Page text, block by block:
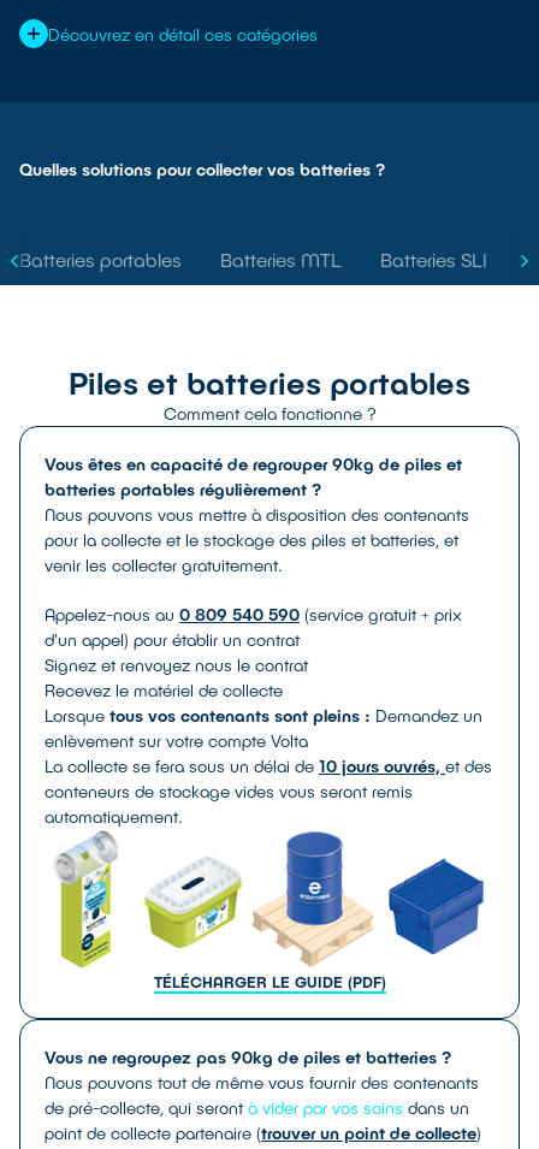
Découvrez en détail ces catégories
Chimies :piles alcalines, salines, boutons, Lithium,
sécurité, éclairage, soins personnels, clôture
SOLUTIONS DE COLLECTE
Moyens de Transport Léger - MTL
Batteries destinées aux moyens de transport
légers et pesant moins de 25kg
Chimie :Li-ion
Où les trouve-t-on ?Trottinette, vélo électrique,
scooter électrique, moto, hoverboard, monoroue,
gyroroue…
SOLUTIONS DE COLLECTE
auxiliaire ou d’assistance d’un véhicule (thermique
ou non)
Chimie : plomb, Li-ion
Où les trouve-t-on ?Automobiles et autres
Quelles solutions pour collecter vos batteries ?
Batteries portables Batteries MTL Batteries SLI
Piles et batteries portables
Comment cela fonctionne ?
Vous êtes en capacité de regrouper 90kg de piles et
batteries portables régulièrement ?
Nous pouvons vous mettre à disposition des contenants
pour la collecte et le stockage des piles et batteries, et
venir les collecter gratuitement.
Appelez-nous au 0 809 540 590 (service gratuit + prix
d'un appel) pour établir un contrat
Signez et renvoyez nous le contrat
Recevez le matériel de collecte
Lorsque tous vos contenants sont pleins : Demandez un
enlèvement sur votre compte Volta
La collecte se fera sous un délai de 10 jours ouvrés, et des
conteneurs de stockage vides vous seront remis
automatiquement.
TÉLÉCHARGER LE GUIDE (PDF)
Vous ne regroupez pas 90kg de piles et batteries ?
Nous pouvons tout de même vous fournir des contenants
de pré-collecte, qui serontà vider par vos soins dans un
point de collecte partenaire (trouver un point de collecte)